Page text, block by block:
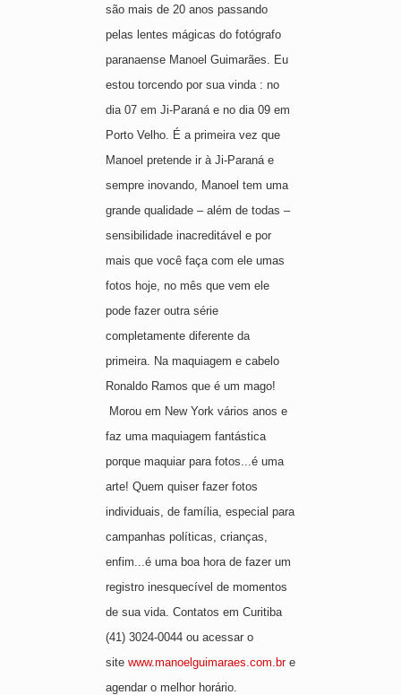
são mais de 20 anos passando
pelas lentes mágicas do fotógrafo
paranaense Manoel Guimarães. Eu
estou torcendo por sua vinda : no
dia 07 em Ji-Paraná e no dia 09 em
Porto Velho. É a primeira vez que
Manoel pretende ir à Ji-Paraná e
sempre inovando, Manoel tem uma
grande qualidade – além de todas –
sensibilidade inacreditável e por
mais que você faça com ele umas
fotos hoje, no mês que vem ele
pode fazer outra série
completamente diferente da
primeira. Na maquiagem e cabelo
Ronaldo Ramos que é um mago!
Morou em New York vários anos e
faz uma maquiagem fantástica
porque maquiar para fotos...é uma
arte! Quem quiser fazer fotos
individuais, de família, especial para
campanhas políticas, crianças,
enfim...é uma boa hora de fazer um
registro inesquecível de momentos
de sua vida. Contatos em Curitiba
(41) 3024-0044 ou acessar o
site www.manoelguimaraes.com.br e
agendar o melhor horário.